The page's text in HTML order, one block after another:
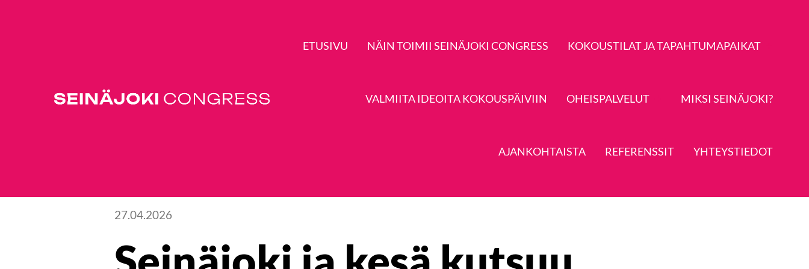
ETUSIVU NÄIN TOIMII SEINÄJOKI CONGRESS KOKOUSTILAT JA TAPAHTUMAPAIKAT
VALMIITA IDEOITA KOKOUSPÄIVIIN OHEISPALVELUT MIKSI SEINÄJOKI?
AJANKOHTAISTA REFERENSSIT YHTEYSTIEDOT
27.04.2026